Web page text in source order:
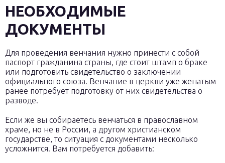
НЕОБХОДИМЫЕ
ДОКУМЕНТЫ
Для проведения венчания нужно принести с собой
паспорт гражданина страны, где стоит штамп о браке
или подготовить свидетельство о заключении
официального союза. Венчание в церкви уже женатым
ранее потребует подготовку от них свидетельства о
разводе.
Если же вы собираетесь венчаться в православном
храме, но не в России, а другом христианском
государстве, то ситуация с документами несколько
усложнится. Вам потребуется добавить: